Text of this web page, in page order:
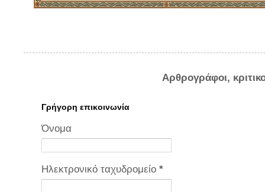
Αρθρογράφοι,
Γρήγορη επικοινωνία
Όνομα
Ηλεκτρονικό ταχυδρομείο *